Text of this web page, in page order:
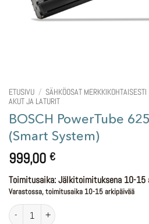
ETUSIVU / SÄHKÖOSAT MERKKIKOHTAISESTI
AKUT JA LATURIT
BOSCH PowerTube
(Smart System)
999,00 €
Toimitusaika: Jälkitoimituksena 10-15
Varastossa, toimitusaika 10-15 arkipäivää
BOSCH PowerTube 625 Horizontal (Smart